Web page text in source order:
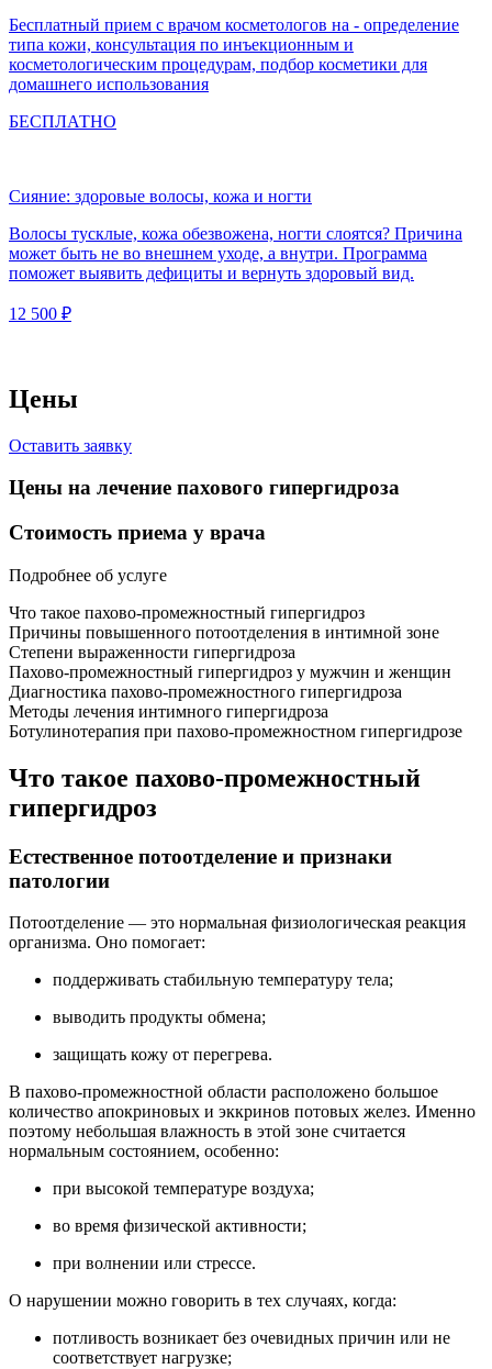
Бесплатный прием с врачом косметологов на - определение
типа кожи, консультация по инъекционным и
косметологическим процедурам, подбор косметики для
домашнего использования
БЕСПЛАТНО
Сияние: здоровые волосы, кожа и ногти
Волосы тусклые, кожа обезвожена, ногти слоятся? Причина
может быть не во внешнем уходе, а внутри. Программа
поможет выявить дефициты и вернуть здоровый вид.
12 500 ₽
Цены
Оставить заявку
Цены на лечение пахового гипергидроза
Стоимость приема у врача
Подробнее об услуге
Что такое пахово-промежностный гипергидроз
Причины повышенного потоотделения в интимной зоне
Степени выраженности гипергидроза
Пахово-промежностный гипергидроз у мужчин и женщин
Диагностика пахово-промежностного гипергидроза
Методы лечения интимного гипергидроза
Ботулинотерапия при пахово-промежностном гипергидрозе
Что такое пахово-промежностный
гипергидроз
Естественное потоотделение и признаки
патологии
Потоотделение — это нормальная физиологическая реакция
организма. Оно помогает:
поддерживать стабильную температуру тела;
выводить продукты обмена;
защищать кожу от перегрева.
В пахово-промежностной области расположено большое
количество апокриновых и эккринов потовых желез. Именно
поэтому небольшая влажность в этой зоне считается
нормальным состоянием, особенно:
при высокой температуре воздуха;
во время физической активности;
при волнении или стрессе.
О нарушении можно говорить в тех случаях, когда:
потливость возникает без очевидных причин или не
соответствует нагрузке;